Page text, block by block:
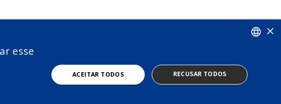
ENGLISH
×
esse
ACEITAR TODOS RECUSAR TODOS